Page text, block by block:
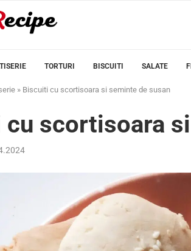
TORTURI BISCUITI SALATE
» Biscuiti cu scortisoara si seminte de susan
scortisoara